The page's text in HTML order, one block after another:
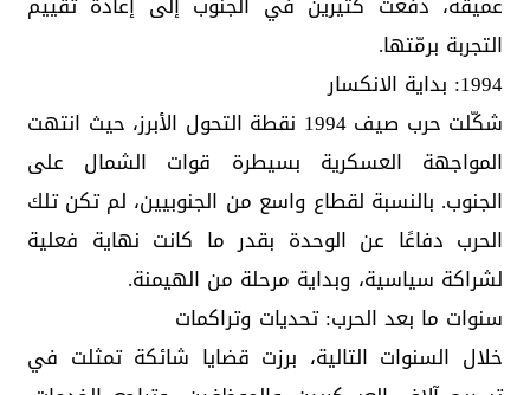
التجربة برمّتها.
1994: بداية الانكسار
شكّلت حرب صيف 1994 نقطة التحول الأبرز، حيث انتهت
المواجهة العسكرية بسيطرة قوات الشمال على
الجنوب. بالنسبة لقطاع واسع من الجنوبيين، لم تكن تلك
الحرب دفاعًا عن الوحدة بقدر ما كانت نهاية فعلية
لشراكة سياسية، وبداية مرحلة من الهيمنة.
سنوات ما بعد الحرب: تحديات وتراكمات
خلال السنوات التالية، برزت قضايا شائكة تمثلت في